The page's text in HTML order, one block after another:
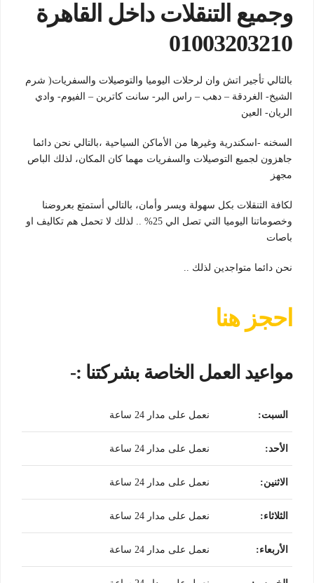
وجميع التنقلات داخل القاهرة
01003203210
بالتالي تأجير اتش وان لرحلات اليوميا والتوصيلات والسفريات( شرم
الشيخ- الغردقة – دهب – راس البر- سانت كاترين – الفيوم- وادي
الريان- العين
السخنه -اسكندرية وغيرها من الأماكن السياحية ،بالتالي نحن دائما
جاهزون لجميع التوصيلات والسفريات مهما كان المكان، لذلك الباص
مجهز
لكافة التنقلات بكل سهولة ويسر وأمان، بالتالي أستمتع بعروضنا
وخصوماتنا اليوميا التي تصل الي 25% .. لذلك لا تحمل هم تكاليف او
باصات
نحن دائما متواجدين لذلك ..
احجز هنا
مواعيد العمل الخاصة بشركتنا :-
السبت: نعمل على مدار 24 ساعة
الأحد: نعمل على مدار 24 ساعة
الاثنين: نعمل على مدار 24 ساعة
الثلاثاء: نعمل على مدار 24 ساعة
الأربعاء: نعمل على مدار 24 ساعة